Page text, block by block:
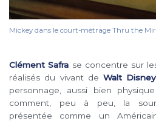
Mickey dans le court-métrage Thru the
Clément Safra se concentre sur
réalisés du vivant de Walt Disney
personnage, aussi bien
comment, peu à peu, la
présentée comme un